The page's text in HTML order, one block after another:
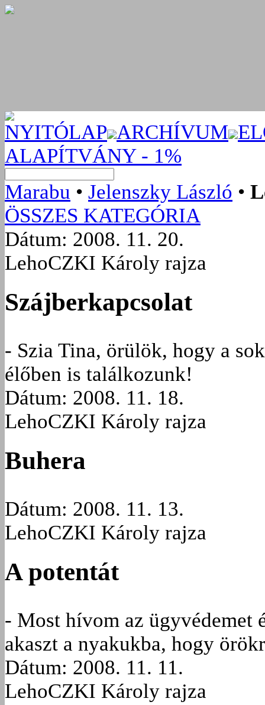
NYITÓLAP ARCHÍVUM
ALAPÍTVÁNY - 1%
Marabu • Jelenszky László •
ÖSSZES KATEGÓRIA
Dátum: 2008. 11. 20.
LehoCZKI Károly rajza
Szájberkapcsolat
- Szia Tina, örülök, hogy a
élőben is találkozunk!
Dátum: 2008. 11. 18.
LehoCZKI Károly rajza
Buhera
Dátum: 2008. 11. 13.
LehoCZKI Károly rajza
A potentát
- Most hívom az ügyvédemet
akaszt a nyakukba, hogy
Dátum: 2008. 11. 11.
LehoCZKI Károly rajza